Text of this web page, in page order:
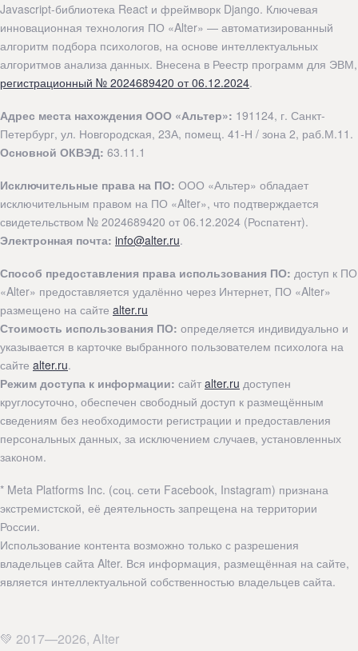
Javascript-библиотека React и фреймворк Django. Ключевая
инновационная технология ПО «Alter» — автоматизированный
алгоритм подбора психологов, на основе интеллектуальных
алгоритмов анализа данных. Внесена в Реестр программ для ЭВМ,
регистрационный № 2024689420 от 06.12.2024.
Адрес места нахождения ООО «Альтер»: 191124, г. Санкт-
Петербург, ул. Новгородская, 23А, помещ. 41-Н / зона 2, раб.М.11.
Основной ОКВЭД: 63.11.1
Исключительные права на ПО: ООО «Альтер» обладает
исключительным правом на ПО «Alter», что подтверждается
свидетельством № 2024689420 от 06.12.2024 (Роспатент).
Электронная почта: info@alter.ru.
Способ предоставления права использования ПО: доступ к ПО
«Alter» предоставляется удалённо через Интернет, ПО «Alter»
размещено на сайте alter.ru
Стоимость использования ПО: определяется индивидуально и
указывается в карточке выбранного пользователем психолога на
сайте alter.ru.
Режим доступа к информации: сайт alter.ru доступен
круглосуточно, обеспечен свободный доступ к размещённым
сведениям без необходимости регистрации и предоставления
персональных данных, за исключением случаев, установленных
законом.
* Meta Platforms Inc. (соц. сети Facebook, Instagram) признана
экстремистской, её деятельность запрещена на территории
России.
Использование контента возможно только с разрешения
владельцев сайта Alter. Вся информация, размещённая на сайте,
является интеллектуальной собственностью владельцев сайта.
💚 2017—2026, Alter